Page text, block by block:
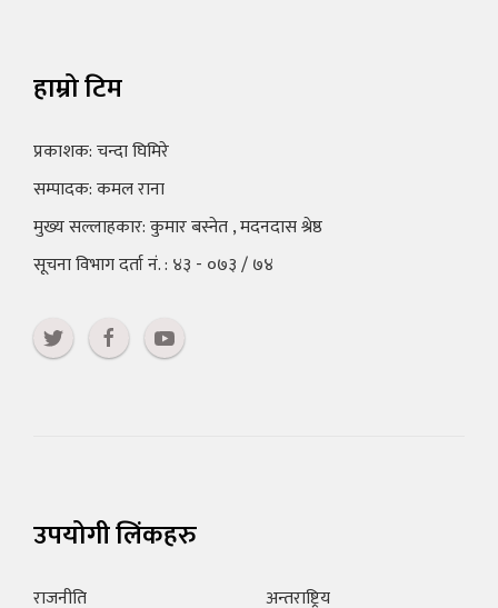
हाम्रो टिम
प्रकाशक: चन्दा घिमिरे
सम्पादक: कमल राना
मुख्य सल्लाहकार: कुमार बस्नेत , मदनदास श्रेष्ठ
सूचना विभाग दर्ता नं. : ४३ - ०७३ / ७४
उपयोगी लिंकहरु
राजनीति अन्तराष्ट्रिय